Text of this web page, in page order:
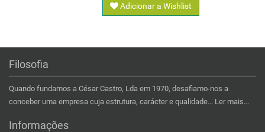
Adicionar a Wishlist
Filosofia
Quando fundamos a César Castro, Lda em 1970, desafiamo-nos a
conceber uma empresa cuja estrutura, carácter e qualidade... Ler mais...
Informações